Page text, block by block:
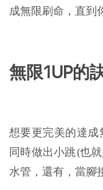
成無限刷命，直到
無限1UP的
想要更完美的達成
同時做出小跳(也
水管，還有，當腳